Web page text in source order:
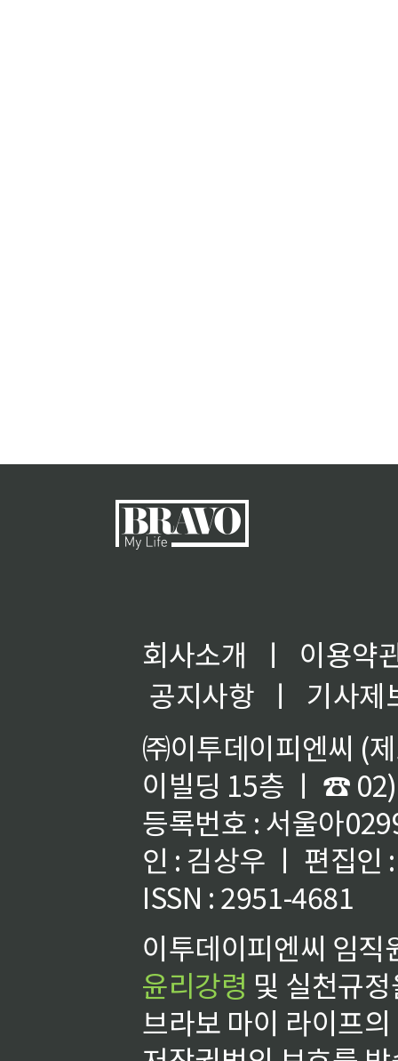
회사소개 ㅣ
이용약
공지사항
ㅣ
기사제
㈜이투데이피엔씨 (
이빌딩 15층 ㅣ ☎
등록번호 : 서울아
인 : 김상우 ㅣ 편집인
ISSN : 2951-4681
이투데이피엔씨 임
윤리강령 및 실천규
브라보 마이 라이프